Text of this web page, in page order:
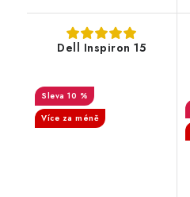
Dell Inspiron 15
10 %
Více za méně